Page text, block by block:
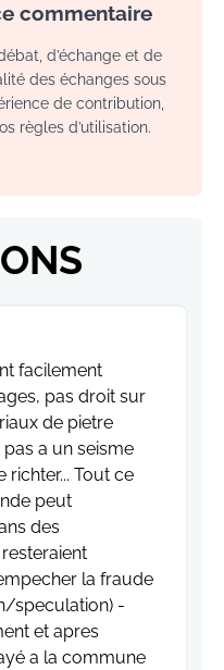
commentaire
d’échange et de
des échanges sous
de contribution,
règles d’utilisation.
facilement
pas droit sur
de pietre
a un seisme
richter... Tout ce
peut
des
la fraude
speculation) -
et apres
a la commune